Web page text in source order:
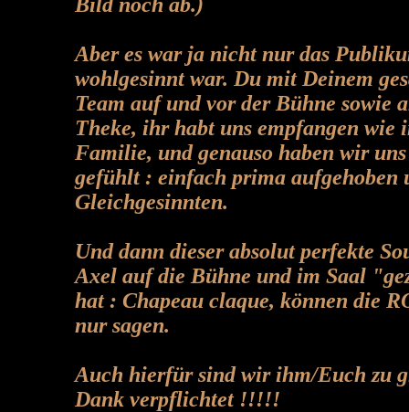
Aber es war ja nicht nur das
wohlgesinnt war. Du mit Deinem
Team auf und vor der Bühne sowie
Theke, ihr habt uns empfangen wie
Familie, und genauso haben wir
gefühlt : einfach prima aufgehoben
Gleichgesinnten.
Und dann dieser absolut perfekte
Axel auf die Bühne und im Saal
hat : Chapeau claque, können die
nur sagen.
Auch hierfür sind wir ihm/Euch zu
Dank verpflichtet !!!!!